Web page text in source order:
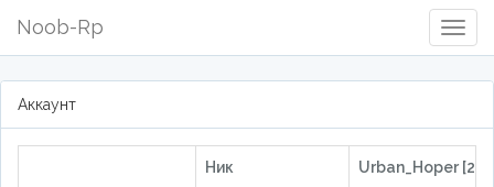
Noob-Rp
Аккаунт
Ник Urban_Hoper